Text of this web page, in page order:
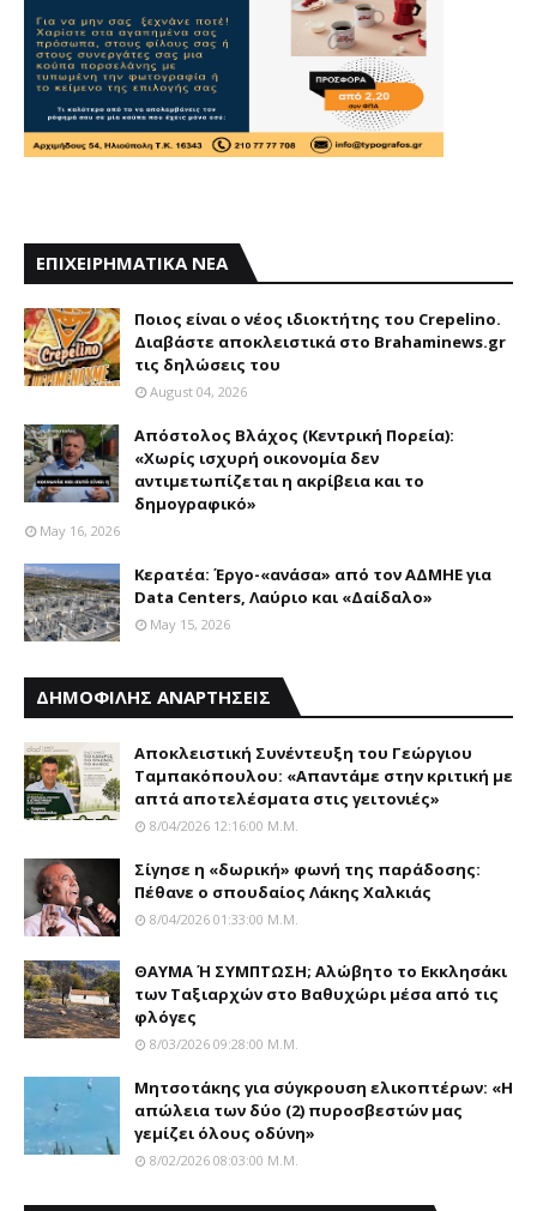
ΕΠΙΧΕΙΡΗΜΑΤΙΚΑ ΝΕΑ
Ποιος είναι ο νέος ιδιοκτήτης του Crepelino.
Διαβάστε αποκλειστικά στο Brahaminews.gr
τις δηλώσεις του
August 04, 2026
Απόστολος Βλάχος (Κεντρική Πορεία):
«Χωρίς ισχυρή οικονομία δεν
αντιμετωπίζεται η ακρίβεια και το
δημογραφικό»
May 16, 2026
Κερατέα: Έργο-«ανάσα» από τον ΑΔΜΗΕ για
Data Centers, Λαύριο και «Δαίδαλο»
May 15, 2026
ΔΗΜΟΦΙΛΗΣ ΑΝΑΡΤΗΣΕΙΣ
Αποκλειστική Συνέντευξη του Γεώργιου
Ταμπακόπουλου: «Απαντάμε στην κριτική με
απτά αποτελέσματα στις γειτονιές»
8/04/2026 12:16:00 Μ.μ.
Σίγησε η «δωρική» φωνή της παράδοσης:
Πέθανε o σπουδαίος Λάκης Xαλκιάς
8/04/2026 01:33:00 Μ.μ.
ΘΑΥΜΑ Ή ΣΥΜΠΤΩΣΗ; Aλώβητο το Eκκλησάκι
των Tαξιαρχών στο Bαθυχώρι μέσα από τις
φλόγες
8/03/2026 09:28:00 Μ.μ.
Μητσοτάκης για σύγκρουση ελικοπτέρων: «Η
απώλεια των δύο (2) πυροσβεστών μας
γεμίζει όλους οδύνη»
8/02/2026 08:03:00 Μ.μ.